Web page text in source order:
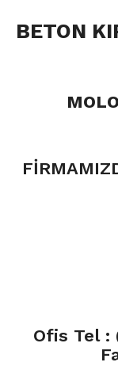
BETON
Ofis Tel :